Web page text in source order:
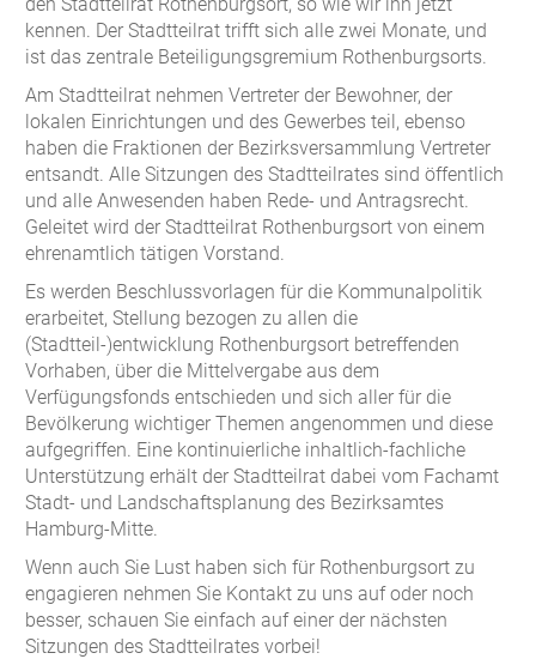
kennen. Der Stadtteilrat trifft sich alle zwei Monate, und
ist das zentrale Beteiligungsgremium Rothenburgsorts.
Am Stadtteilrat nehmen Vertreter der Bewohner, der
lokalen Einrichtungen und des Gewerbes teil, ebenso
haben die Fraktionen der Bezirksversammlung Vertreter
entsandt. Alle Sitzungen des Stadtteilrates sind öffentlich
und alle Anwesenden haben Rede- und Antragsrecht.
Geleitet wird der Stadtteilrat Rothenburgsort von einem
ehrenamtlich tätigen Vorstand.
Es werden Beschlussvorlagen für die Kommunalpolitik
erarbeitet, Stellung bezogen zu allen die
(Stadtteil-)entwicklung Rothenburgsort betreffenden
Vorhaben, über die Mittelvergabe aus dem
Verfügungsfonds entschieden und sich aller für die
Bevölkerung wichtiger Themen angenommen und diese
aufgegriffen. Eine kontinuierliche inhaltlich-fachliche
Unterstützung erhält der Stadtteilrat dabei vom Fachamt
Stadt- und Landschaftsplanung des Bezirksamtes
Hamburg-Mitte.
Wenn auch Sie Lust haben sich für Rothenburgsort zu
engagieren nehmen Sie Kontakt zu uns auf oder noch
besser, schauen Sie einfach auf einer der nächsten
Sitzungen des Stadtteilrates vorbei!